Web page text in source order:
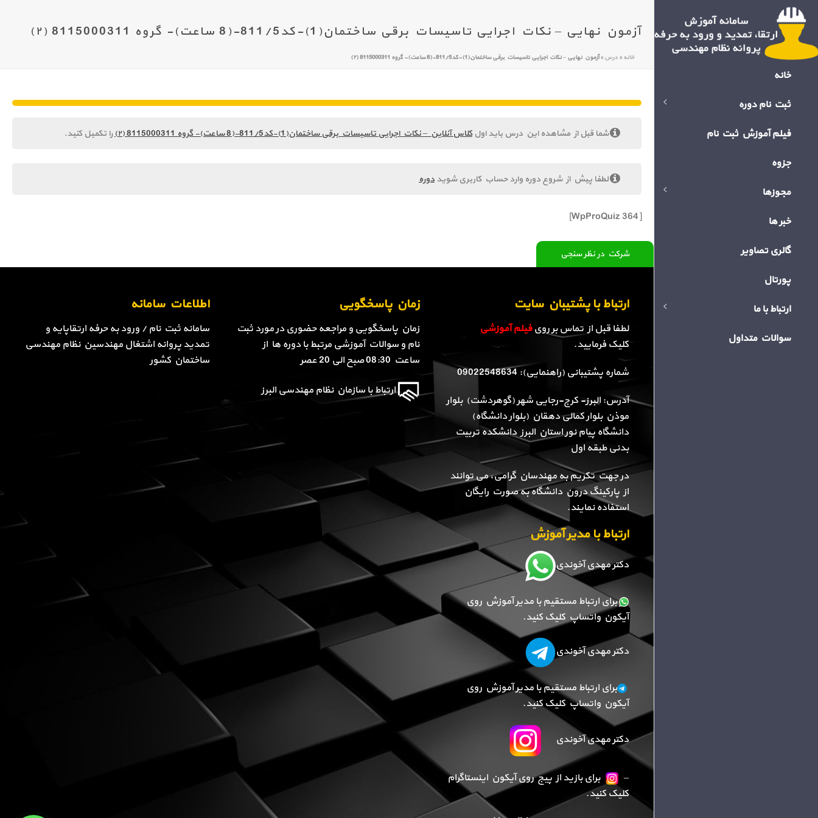
خانه
ثبت نام دوره
فیلم آموزش ثبت نام
جزوه
مجوزها
خبر ها
گالری تصاویر
پورتال
ارتباط با ما
سوالات متداول
آزمون نهایی – نکات اجرایی تاسیسات برقی ساختمان(1)-کد811/5-(8 ساعت)- گروه 8115000311 (۲)
خانه » درس »آزمون نهایی – نکات اجرایی تاسیسات برقی ساختمان(1)-کد811/5-(8 ساعت)- گروه 8115000311 (۲)
شرکت در نظر سنجی
شما قبل از مشاهده این درس باید اولکلاس آنلاین – نکات اجرایی تاسیسات برقی ساختمان(1)-کد811/5-(8 ساعت)- گروه 8115000311 (۲) را تکمیل کنید.
لطفا پیش از شروع دوره وارد حساب کاربری شویددوره
[WpProQuiz 364]
اطلاعات سامانه
سامانه ثبت نام / ورود به حرفه ارتقاپایه و
تمدید پروانه اشتغال مهندسین نظام مهندسی
ساختمان کشور
زمان پاسخگویی
زمان پاسخگویی و مراجعه حضوری در مورد ثبت
نام و سوالات آموزشی مرتبط با دوره ها از
ساعت 08:30 صبح الی 20 عصر
ارتباط با سازمان نظام مهندسی البرز
ارتباط با پشتیبان سایت
لطفا قبل از تماس بر رویفیلم آموزشی
کلیک فرمایید.
شماره پشتیبانی (راهنمایی): 09022548634
آدرس: البرز- کرج-رجایی شهر (گوهردشت) بلوار
موذن بلوار کمالی دهقان (بلوار دانشگاه)
دانشگاه پیام نور استان البرز دانشکده تربیت
بدنی طبقه اول
در جهت تکریم به مهندسان گرامی، می توانند
از پارکینگ درون دانشگاه به صورت رایگان
استفاده نمایند.
ارتباط با مدیر آموزش
دکتر مهدی آخوندی
برای ارتباط مستقیم با مدیر آموزش روی
آیکون واتساپ کلیک کنید.
دکتر مهدی آخوندی
برای ارتباط مستقیم با مدیر آموزش روی
آیکون واتساپ کلیک کنید.
دکتر مهدی آخوندی
–
برای بازید از پیج روی آیکون اینستاگرام
کلیک کنید.